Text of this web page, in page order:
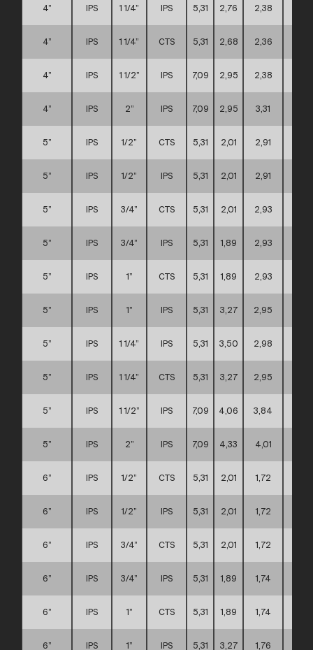
4” IPS 1 1/4” IPS 5,31 2,76 2,38
4” IPS 1 1/4” CTS 5,31 2,68 2,36
4” IPS 1 1/2” IPS 7,09 2,95 2,38
4” IPS 2” IPS 7,09 2,95 3,31
5” IPS 1/2” CTS 5,31 2,01 2,91
5” IPS 1/2” IPS 5,31 2,01 2,91
5” IPS 3/4” CTS 5,31 2,01 2,93
5” IPS 3/4” IPS 5,31 1,89 2,93
5” IPS 1” CTS 5,31 1,89 2,93
5” IPS 1” IPS 5,31 3,27 2,95
5” IPS 1 1/4” IPS 5,31 3,50 2,98
5” IPS 1 1/4” CTS 5,31 3,27 2,95
5” IPS 1 1/2” IPS 7,09 4,06 3,84
5” IPS 2” IPS 7,09 4,33 4,01
6” IPS 1/2” CTS 5,31 2,01 1,72
6” IPS 1/2” IPS 5,31 2,01 1,72
6” IPS 3/4” CTS 5,31 2,01 1,72
6” IPS 3/4” IPS 5,31 1,89 1,74
6” IPS 1” CTS 5,31 1,89 1,74
6” IPS 1” IPS 5,31 3,27 1,76